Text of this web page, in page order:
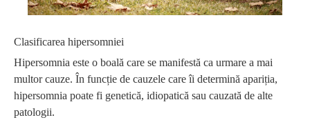
Clasificarea hipersomniei
Hipersomnia este o boală care se manifestă ca urmare a mai
multor cauze. În funcție de cauzele care îi determină apariția,
hipersomnia poate fi genetică, idiopatică sau cauzată de alte
patologii.